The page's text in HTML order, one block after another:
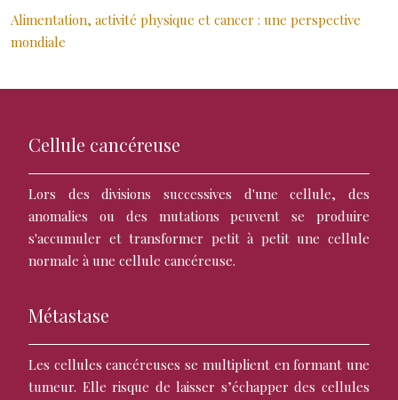
Alimentation, activité physique et cancer : une perspective
mondiale
Cellule cancéreuse
Lors des divisions successives d'une cellule, des
anomalies ou des mutations peuvent se produire
s'accumuler et transformer petit à petit une cellule
normale à une cellule cancéreuse.
Métastase
Les cellules cancéreuses se multiplient en formant une
tumeur. Elle risque de laisser s’échapper des cellules